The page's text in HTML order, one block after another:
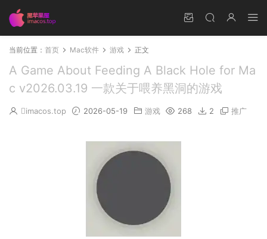
当前位置： 首页 Mac软件 游戏 正文
A Game About Feeding A Black Hole for Ma
c v2026.03.19 一款关于喂养黑洞的游戏
imacos.top 2026-05-19 游戏 268 2 推广